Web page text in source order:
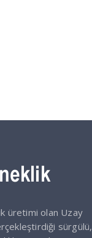
üretimi olan Uzay
sürgülü,